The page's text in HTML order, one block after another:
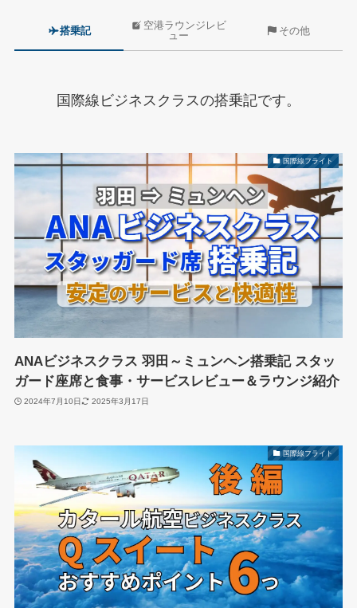
搭乗記
空港ラウンジレビ
ュー
その他
国際線ビジネスクラスの搭乗記です。
国際線フライト
ANAビジネスクラス 羽田～ミュンヘン搭乗記 スタッ
ガード座席と食事・サービスレビュー＆ラウンジ紹介
2024年7月10日 2025年3月17日
国際線フライト